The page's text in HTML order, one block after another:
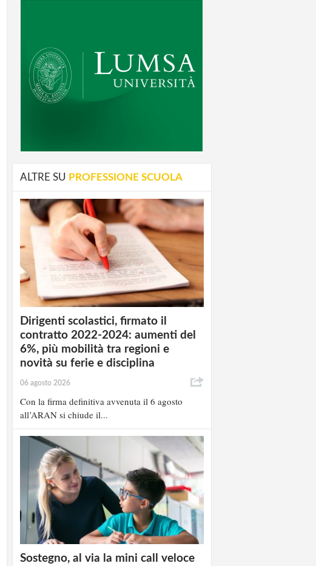
ALTRE SU PROFESSIONE SCUOLA
Dirigenti scolastici, firmato il
contratto 2022-2024: aumenti del
6%, più mobilità tra regioni e
novità su ferie e disciplina
06 agosto 2026
Con la firma definitiva avvenuta il 6 agosto
all’ARAN si chiude il...
Sostegno, al via la mini call veloce